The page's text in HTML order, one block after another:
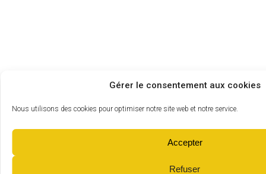
Gérer le consentement aux cookies
Nous utilisons des cookies pour optimiser notre site web et notre service.
Accepter
Refuser